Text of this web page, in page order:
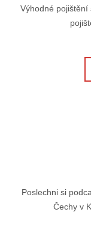
Výhodné pojištění
Poslechni si
Čechy v